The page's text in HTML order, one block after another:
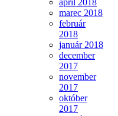
apríl 2018
marec 2018
február
2018
január 2018
december
2017
november
2017
október
2017